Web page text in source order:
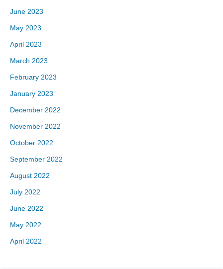
June 2023
May 2023
April 2023
March 2023
February 2023
January 2023
December 2022
November 2022
October 2022
September 2022
August 2022
July 2022
June 2022
May 2022
April 2022